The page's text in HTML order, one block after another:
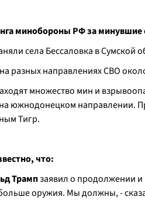
минобороны РФ за минувшие
села Бессаловка в Сумской
разных направлениях СВО
множество мин и
южнодонецком направлении.
Тигр.
что:
Трампзаявил о продолжении
оружия. Мы должны, -